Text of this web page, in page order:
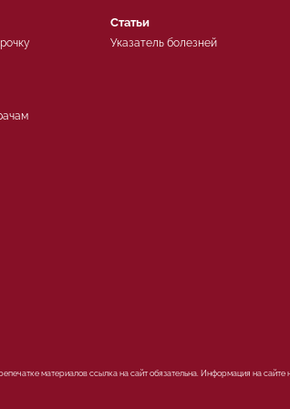
Статьи
Указатель болезней
материалов ссылка на сайт обязательна. Информация на сайте